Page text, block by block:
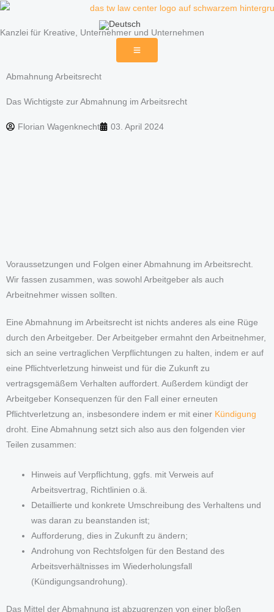
Zum
springen
Kanzlei für Kreative, Unternehmer und Unternehmen
Abmahnung Arbeitsrecht
Das Wichtigste zur Abmahnung im Arbeitsrecht
Florian Wagenknecht 03. April 2024
Voraussetzungen und Folgen einer Abmahnung im Arbeitsrecht.
Wir fassen zusammen, was sowohl Arbeitgeber als auch
Arbeitnehmer wissen sollten.
Eine Abmahnung im Arbeitsrecht ist nichts anderes als eine Rüge
durch den Arbeitgeber. Der Arbeitgeber ermahnt den Arbeitnehmer,
sich an seine vertraglichen Verpflichtungen zu halten, indem er auf
eine Pflichtverletzung hinweist und für die Zukunft zu
vertragsgemäßem Verhalten auffordert. Außerdem kündigt der
Arbeitgeber Konsequenzen für den Fall einer erneuten
Pflichtverletzung an, insbesondere indem er mit einer Kündigung
droht. Eine Abmahnung setzt sich also aus den folgenden vier
Teilen zusammen:
Hinweis auf Verpflichtung, ggfs. mit Verweis auf
Arbeitsvertrag, Richtlinien o.ä.
Detaillierte und konkrete Umschreibung des Verhaltens und
was daran zu beanstanden ist;
Aufforderung, dies in Zukunft zu ändern;
Androhung von Rechtsfolgen für den Bestand des
Arbeitsverhältnisses im Wiederholungsfall
(Kündigungsandrohung).
Das Mittel der Abmahnung ist abzugrenzen von einer bloßen